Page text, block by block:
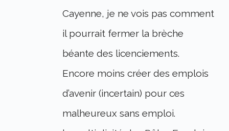
Cayenne, je ne vois pas comment
il pourrait fermer la brèche
béante des licenciements.
Encore moins créer des emplois
d’avenir (incertain) pour ces
malheureux sans emploi.